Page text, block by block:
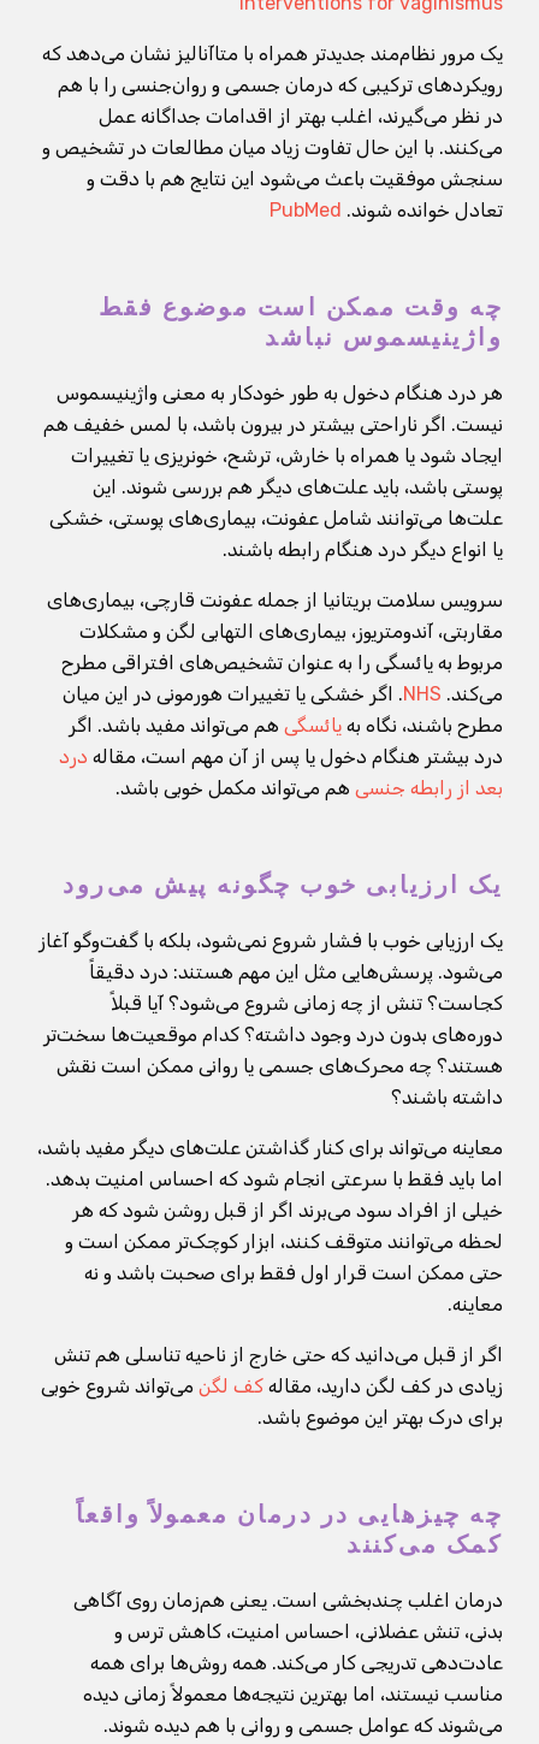
یک مرور نظام‌مند جدیدتر همراه با متاآنالیز نشان می‌دهد که
رویکردهای ترکیبی که درمان جسمی و روان‌جنسی را با هم
در نظر می‌گیرند، اغلب بهتر از اقدامات جداگانه عمل
می‌کنند. با این حال تفاوت زیاد میان مطالعات در تشخیص و
سنجش موفقیت باعث می‌شود این نتایج هم با دقت و
تعادل خوانده شوند. PubMed
چه وقت ممکن است موضوع فقط
واژینیسموس نباشد
هر درد هنگام دخول به طور خودکار به معنی واژینیسموس
نیست. اگر ناراحتی بیشتر در بیرون باشد، با لمس خفیف هم
ایجاد شود یا همراه با خارش، ترشح، خونریزی یا تغییرات
پوستی باشد، باید علت‌های دیگر هم بررسی شوند. این
علت‌ها می‌توانند شامل عفونت، بیماری‌های پوستی، خشکی
یا انواع دیگر درد هنگام رابطه باشند.
سرویس سلامت بریتانیا از جمله عفونت قارچی، بیماری‌های
مقاربتی، آندومتریوز، بیماری‌های التهابی لگن و مشکلات
مربوط به یائسگی را به عنوان تشخیص‌های افتراقی مطرح
می‌کند. NHS. اگر خشکی یا تغییرات هورمونی در این میان
مطرح باشند، نگاه به یائسگی هم می‌تواند مفید باشد. اگر
درد بیشتر هنگام دخول یا پس از آن مهم است، مقاله درد
بعد از رابطه جنسی هم می‌تواند مکمل خوبی باشد.
یک ارزیابی خوب چگونه پیش می‌رود
یک ارزیابی خوب با فشار شروع نمی‌شود، بلکه با گفت‌وگو آغاز
می‌شود. پرسش‌هایی مثل این مهم هستند: درد دقیقاً
کجاست؟ تنش از چه زمانی شروع می‌شود؟ آیا قبلاً
دوره‌های بدون درد وجود داشته؟ کدام موقعیت‌ها سخت‌تر
هستند؟ چه محرک‌های جسمی یا روانی ممکن است نقش
داشته باشند؟
معاینه می‌تواند برای کنار گذاشتن علت‌های دیگر مفید باشد،
اما باید فقط با سرعتی انجام شود که احساس امنیت بدهد.
خیلی از افراد سود می‌برند اگر از قبل روشن شود که هر
لحظه می‌توانند متوقف کنند، ابزار کوچک‌تر ممکن است و
حتی ممکن است قرار اول فقط برای صحبت باشد و نه
معاینه.
اگر از قبل می‌دانید که حتی خارج از ناحیه تناسلی هم تنش
زیادی در کف لگن دارید، مقاله کف لگن می‌تواند شروع خوبی
برای درک بهتر این موضوع باشد.
چه چیزهایی در درمان معمولاً واقعاً
کمک می‌کنند
درمان اغلب چندبخشی است. یعنی هم‌زمان روی آگاهی
بدنی، تنش عضلانی، احساس امنیت، کاهش ترس و
عادت‌دهی تدریجی کار می‌کند. همه روش‌ها برای همه
مناسب نیستند، اما بهترین نتیجه‌ها معمولاً زمانی دیده
می‌شوند که عوامل جسمی و روانی با هم دیده شوند.